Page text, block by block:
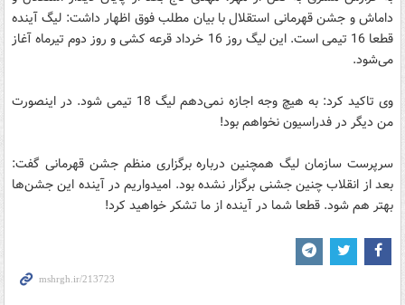
داماش و جشن قهرمانی استقلال با بیان مطلب فوق اظهار داشت: لیگ آینده
قطعا 16 تیمی است. این لیگ روز 16 خرداد قرعه کشی و روز دوم تیرماه آغاز
می‌شود.
وی تاکید کرد: به هیچ وجه اجازه نمی‌‌دهم لیگ 18 تیمی شود. در اینصورت
من دیگر در فدراسیون نخواهم بود!
سرپرست سازمان لیگ همچنین درباره برگزاری منظم جشن قهرمانی گفت:
بعد از انقلاب چنین جشنی برگزار نشده بود. امیدواریم در آینده این جشن‌ها
بهتر هم شود. قطعا شما در آینده از ما تشکر خواهید کرد!